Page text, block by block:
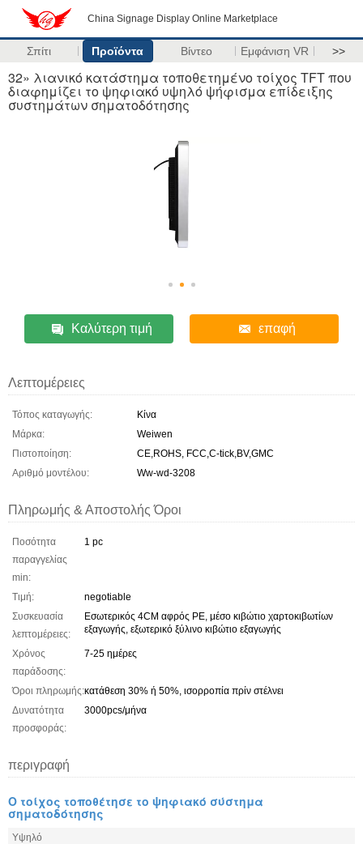
China Signage Display Online Marketplace
Σπίτι Προϊόντα Βίντεο Εμφάνιση VR >>
32» λιανικό κατάστημα τοποθετημένο τοίχος TFT που
διαφημίζει το ψηφιακό υψηλό ψήφισμα επίδειξης
συστημάτων σηματοδότησης
Καλύτερη τιμή επαφή
Λεπτομέρειες
Τόπος καταγωγής:
Κίνα
Μάρκα:
Weiwen
Πιστοποίηση:
CE,ROHS, FCC,C-tick,BV,GMC
Αριθμό μοντέλου:
Ww-wd-3208
Πληρωμής & Αποστολής Όροι
Ποσότητα
παραγγελίας
min:
1 pc
Τιμή:
negotiable
Συσκευασία
λεπτομέρειες:
Εσωτερικός 4CM αφρός PE, μέσο κιβώτιο χαρτοκιβωτίων
εξαγωγής, εξωτερικό ξύλινο κιβώτιο εξαγωγής
Χρόνος
παράδοσης:
7-25 ημέρες
Όροι πληρωμής:κατάθεση 30% ή 50%, ισορροπία πρίν στέλνει
Δυνατότητα
προσφοράς:
3000pcs/μήνα
περιγραφή
Ο τοίχος τοποθέτησε το ψηφιακό σύστημα
σηματοδότησης
Υψηλό